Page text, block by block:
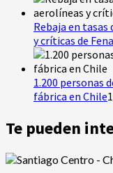
Rebaja en tasas
y críticas de
1.200 personas
fábrica en Chile
Te pueden